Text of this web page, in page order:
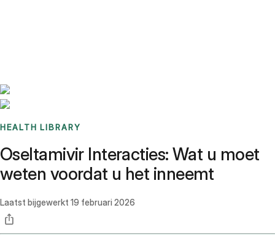
HEALTH LIBRARY
Oseltamivir Interacties: Wat u moet
weten voordat u het inneemt
Laatst bijgewerkt 19 februari 2026